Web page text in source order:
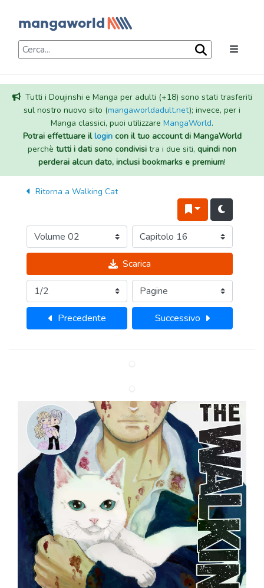
Tutti i Doujinshi e Manga per adulti (+18) sono stati trasferiti
sul nostro nuovo sito (mangaworldadult.net); invece, per i
Manga classici, puoi utilizzare MangaWorld.
Potrai effettuare illogincon il tuo account di MangaWorld
perchè tutti i dati sono condivisi tra i due siti, quindi non
perderai alcun dato, inclusi bookmarks e premium!
Ritorna a Walking Cat
Scarica
Precedente Successivo